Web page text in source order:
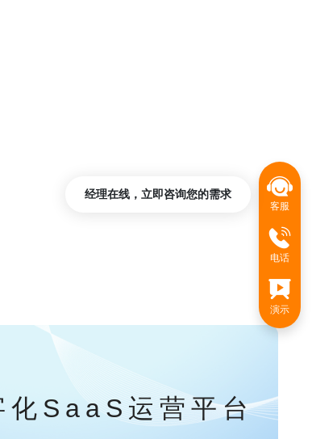
化SaaS运营平台
客服
电话
演示
经理在线，立即咨询您的需求